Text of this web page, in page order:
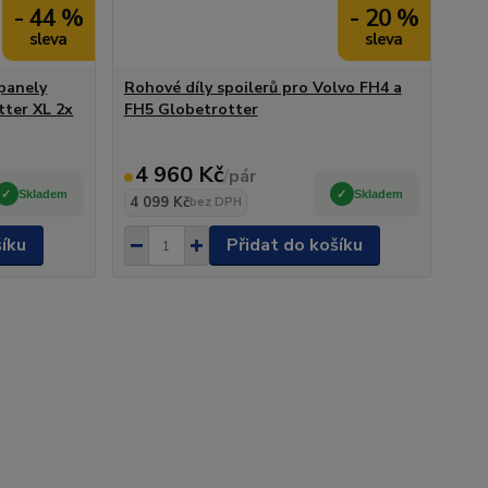
- 44 %
XL 2x
Skladem
- 20 %
Rohové díly spoilerů pro Volvo FH4 a
FH5 Globetrotter
4 960 Kč/pár
4 099 Kčbez DPH
Skladem
Přidat do košíku